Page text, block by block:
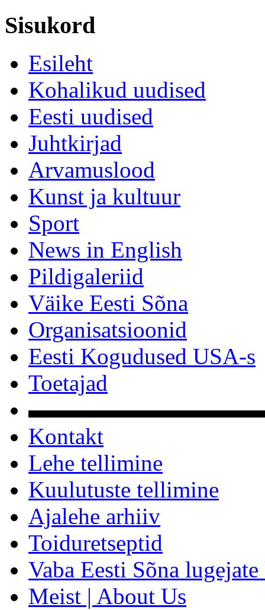
Sisukord
Esileht
Kohalikud uudised
Eesti uudised
Juhtkirjad
Arvamuslood
Kunst ja kultuur
Sport
News in English
Pildigaleriid
Väike Eesti Sõna
Organisatsioonid
Eesti Kogudused USA-s
Toetajad
Kontakt
Lehe tellimine
Kuulutuste tellimine
Ajalehe arhiiv
Toiduretseptid
Vaba Eesti Sõna
Meist | About Us